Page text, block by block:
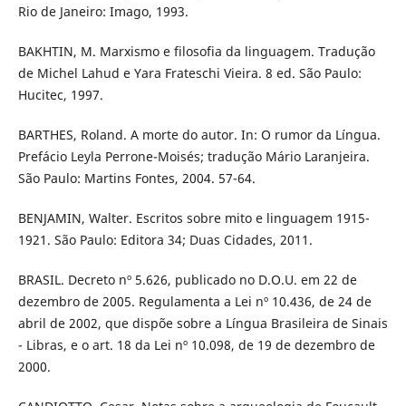
Rio de Janeiro: Imago, 1993.
BAKHTIN, M. Marxismo e filosofia da linguagem. Tradução
de Michel Lahud e Yara Frateschi Vieira. 8 ed. São Paulo:
Hucitec, 1997.
BARTHES, Roland. A morte do autor. In: O rumor da Língua.
Prefácio Leyla Perrone-Moisés; tradução Mário Laranjeira.
São Paulo: Martins Fontes, 2004. 57-64.
BENJAMIN, Walter. Escritos sobre mito e linguagem 1915-
1921. São Paulo: Editora 34; Duas Cidades, 2011.
BRASIL. Decreto nº 5.626, publicado no D.O.U. em 22 de
dezembro de 2005. Regulamenta a Lei nº 10.436, de 24 de
abril de 2002, que dispõe sobre a Língua Brasileira de Sinais
- Libras, e o art. 18 da Lei nº 10.098, de 19 de dezembro de
2000.